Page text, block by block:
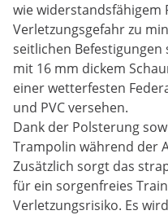
wie widerstandsfähigem
Verletzungsgefahr zu
seitlichen
mit 16 mm dickem
einer wetterfesten
und PVC versehen.
Dank der Polsterung
Trampolin während der
Zusätzlich sorgt das
für ein sorgenfreies
Verletzungsrisiko. Es